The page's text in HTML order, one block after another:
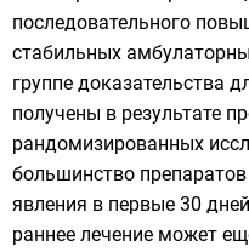
последовательного
стабильных
группе доказательства
получены в результате
рандомизированных
большинство
явления в первые 30
раннее лечение может